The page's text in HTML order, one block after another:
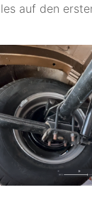
auf den